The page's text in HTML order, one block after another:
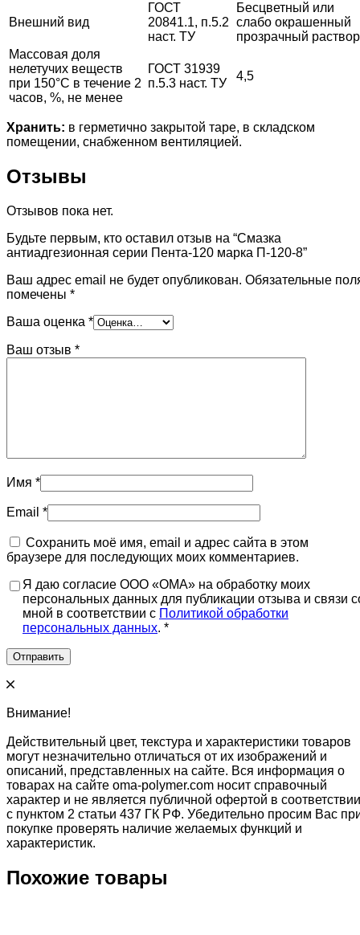
Внешний вид
ГОСТ
20841.1, п.5.2
наст. ТУ
Бесцветный или
слабо окрашенный
прозрачный раствор
Массовая доля
нелетучих веществ
при 150°С в течение 2
часов, %, не менее
ГОСТ 31939
п.5.3 наст. ТУ
4,5
Хранить: в герметично закрытой таре, в складском
помещении, снабженном вентиляцией.
Отзывы
Отзывов пока нет.
Будьте первым, кто оставил отзыв на “Смазка
антиадгезионная серии Пента-120 марка П-120-8”
Ваш адрес email не будет опубликован. Обязательные
помечены *
Ваша оценка *
Ваш отзыв *
Имя *
Email *
Сохранить моё имя, email и адрес сайта в этом
браузере для последующих моих комментариев.
Я даю согласие ООО «ОМА» на обработку моих
персональных данных для публикации отзыва и связи
мной в соответствии с Политикой обработки
персональных данных. *
Внимание!
Действительный цвет, текстура и характеристики товаров
могут незначительно отличаться от их изображений и
описаний, представленных на сайте. Вся информация о
товарах на сайте oma-polymer.com носит справочный
характер и не является публичной офертой в соответствии
с пунктом 2 статьи 437 ГК РФ. Убедительно просим Вас
покупке проверять наличие желаемых функций и
характеристик.
Похожие товары